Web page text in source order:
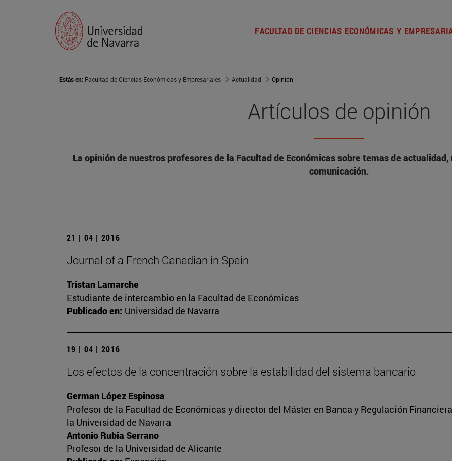
FACULTAD DE CIENCIAS ECONÓMICAS Y
Estás en: Facultad de Ciencias Económicas y Empresariales Actualidad Opinión
Artículos de opinión
La opinión de nuestros profesores de la Facultad de Económicas sobre temas de
comunicación.
21 | 04 | 2016
Journal of a French Canadian in Spain
Tristan Lamarche
Estudiante de intercambio en la Facultad de Económicas
Publicado en: Universidad de Navarra
19 | 04 | 2016
Los efectos de la concentración sobre la estabilidad del sistema bancario
German López Espinosa
Profesor de la Facultad de Económicas y director del Máster en Banca y Regulación
la Universidad de Navarra
Antonio Rubia Serrano
Profesor de la Universidad de Alicante